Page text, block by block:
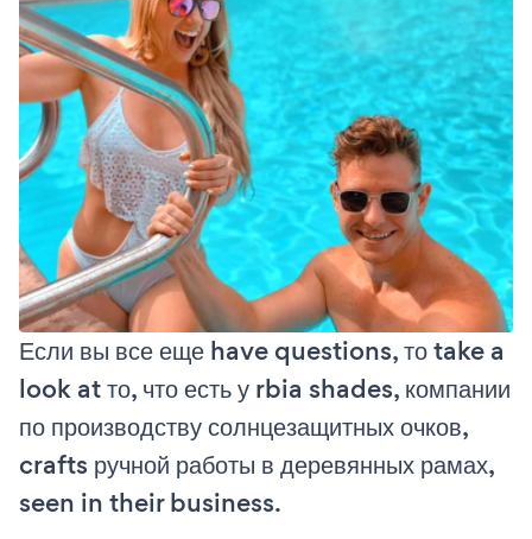
Если вы все еще have questions, то take a
look at то, что есть у rbia shades, компании
по производству солнцезащитных очков,
crafts ручной работы в деревянных рамах,
seen in their business.